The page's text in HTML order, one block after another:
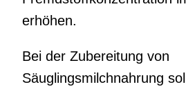
erhöhen.
Bei der Zubereitung von
Säuglingsmilchnahrung